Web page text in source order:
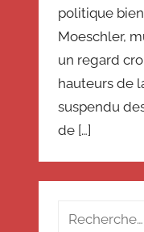
politique
Moeschler,
un regard
hauteurs de
suspendu
de […]
Recherche